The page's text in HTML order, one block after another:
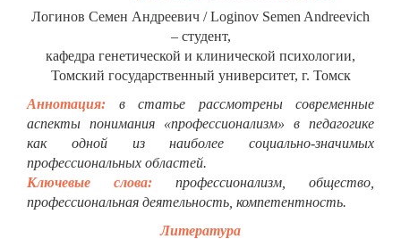
Логинов Семен Андреевич / Loginov Semen Andreevich
– студент,
кафедра генетической и клинической психологии,
Томский государственный университет, г. Томск
Аннотация: в статье рассмотрены современные
аспекты понимания «профессионализм» в педагогике
как одной из наиболее социально-значимых
профессиональных областей.
Ключевые слова: профессионализм, общество,
профессиональная деятельность, компетентность.
Литература